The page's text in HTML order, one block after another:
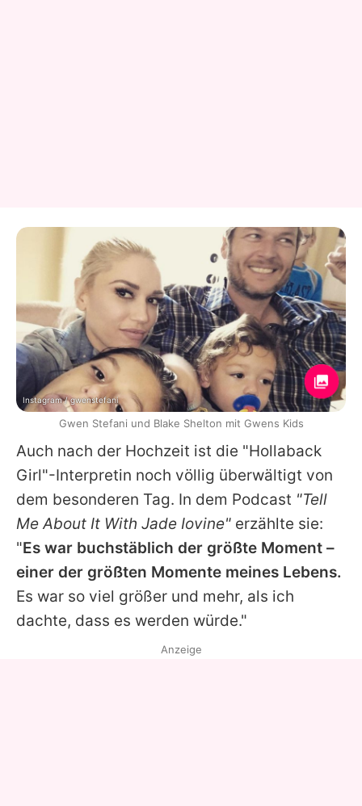
Auch nach der Hochzeit ist die "Hollaback
Girl"-Interpretin noch völlig überwältigt von
dem besonderen Tag. In dem Podcast "Tell
Me About It With Jade Iovine" erzählte sie:
"Es war buchstäblich der größte Moment –
einer der größten Momente meines Lebens.
Es war so viel größer und mehr, als ich
dachte, dass es werden würde."
Instagram / gwenstefani
Gwen Stefani und Blake Shelton mit Gwens Kids
Anzeige